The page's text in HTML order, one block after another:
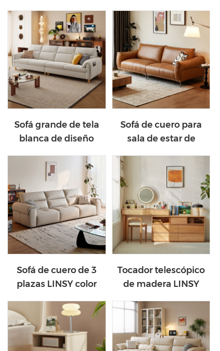
G076-A
de color naranja
Sofá grande de tela
blanca de diseño
BS183-B
Sofá de cuero para
sala de estar de
LINSY en color
naranja BS540-A
Sofá de cuero de 3
plazas LINSY color
Tocador telescópico
de madera LINSY